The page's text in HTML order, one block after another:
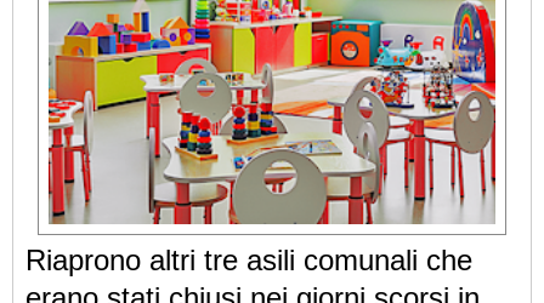
Riaprono altri tre asili comunali che